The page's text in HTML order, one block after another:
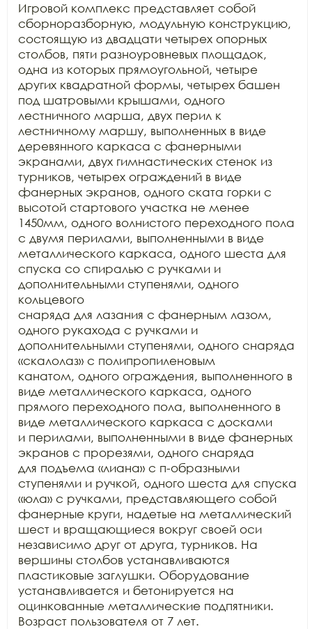
Игровой комплекс представляет собой
сборноразборную, модульную конструкцию,
состоящую из двадцати четырех опорных
столбов, пяти разноуровневых площадок,
одна из которых прямоугольной, четыре
других квадратной формы, четырех башен
под шатровыми крышами, одного
лестничного марша, двух перил к
лестничному маршу, выполненных в виде
деревянного каркаса с фанерными
экранами, двух гимнастических стенок из
турников, четырех ограждений в виде
фанерных экранов, одного ската горки с
высотой стартового участка не менее
1450мм, одного волнистого переходного пола
с двумя перилами, выполненными в виде
металлического каркаса, одного шеста для
спуска со спиралью с ручками и
дополнительными ступенями, одного
кольцевого
снаряда для лазания с фанерным лазом,
одного рукахода с ручками и
дополнительными ступенями, одного снаряда
«скалолаз» с полипропиленовым
канатом, одного ограждения, выполненного в
виде металлического каркаса, одного
прямого переходного пола, выполненного в
виде металлического каркаса с досками
и перилами, выполненными в виде фанерных
экранов с прорезями, одного снаряда
для подъема «лиана» с п-образными
ступенями и ручкой, одного шеста для спуска
«юла» с ручками, представляющего собой
фанерные круги, надетые на металлический
шест и вращающиеся вокруг своей оси
независимо друг от друга, турников. На
вершины столбов устанавливаются
пластиковые заглушки. Оборудование
устанавливается и бетонируется на
оцинкованные металлические подпятники.
Возраст пользователя от 7 лет.